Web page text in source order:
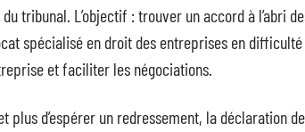
tribunal. L’objectif : trouver un accord à l’abri
spécialisé en droit des entreprises en
et faciliter les négociations.
plus d’espérer un redressement, la déclaration